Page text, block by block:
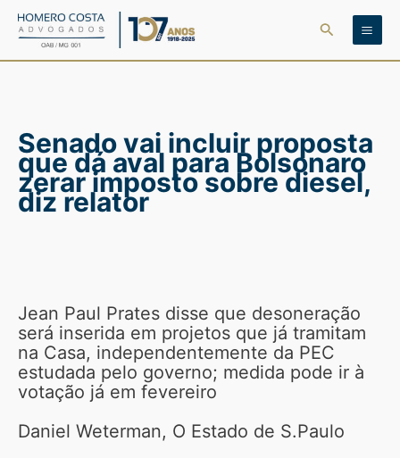
para
Pesquisar
Senado vai incluir proposta
que dá aval para Bolsonaro
zerar imposto sobre diesel,
diz relator
Jean Paul Prates disse que desoneração
será inserida em projetos que já tramitam
na Casa, independentemente da PEC
estudada pelo governo; medida pode ir à
votação já em fevereiro
Daniel Weterman, O Estado de S.Paulo